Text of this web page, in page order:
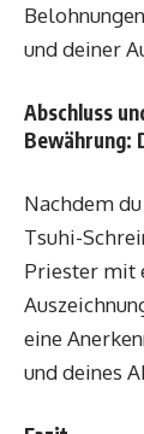
und deiner
Abschluss
Bewährung:
Nachdem
Tsuhi-
Priester mit
eine
und deines